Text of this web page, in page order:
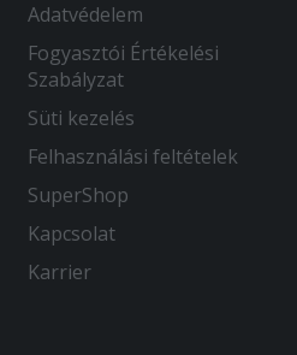
Adatvédelem
Fogyasztói Értékelési
Szabályzat
Süti kezelés
Felhasználási feltételek
SuperShop
Kapcsolat
Karrier